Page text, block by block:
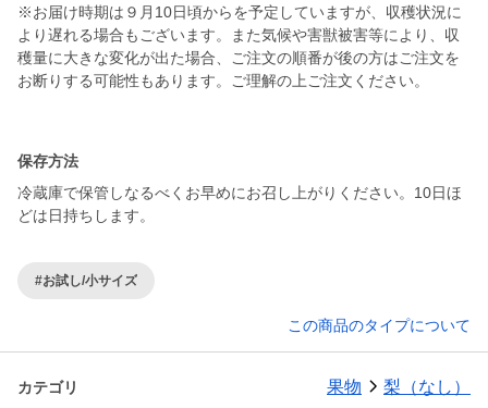
※お届け時期は９月10日頃からを予定していますが、収穫状況に
より遅れる場合もございます。また気候や害獣被害等により、収
穫量に大きな変化が出た場合、ご注文の順番が後の方はご注文を
お断りする可能性もあります。ご理解の上ご注文ください。
保存方法
冷蔵庫で保管しなるべくお早めにお召し上がりください。10日ほ
どは日持ちします。
#お試し/小サイズ
この商品のタイプについて
カテゴリ 果物 梨（なし）